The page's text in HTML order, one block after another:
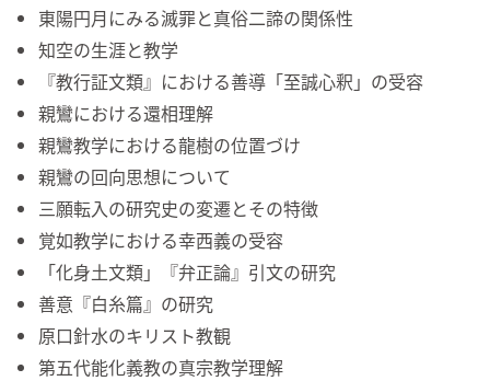
東陽円月にみる滅罪と真俗二諦の関係性
知空の生涯と教学
『教行証文類』における善導「至誠心釈」の受容
親鸞における還相理解
親鸞教学における龍樹の位置づけ
親鸞の回向思想について
三願転入の研究史の変遷とその特徴
覚如教学における幸西義の受容
「化身土文類」『弁正論』引文の研究
善意『白糸篇』の研究
原口針水のキリスト教観
第五代能化義教の真宗教学理解